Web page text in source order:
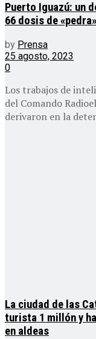
Puerto Iguazú: un
66 dosis de «pedra»
by Prensa
25 agosto, 2023
0
Los trabajos de
del Comando
derivaron en la
La ciudad de las
turista 1 millón y
en aldeas